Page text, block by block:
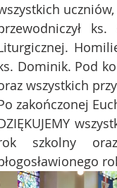
Dominik. Pod
wszystkich
zakończonej
szkolny